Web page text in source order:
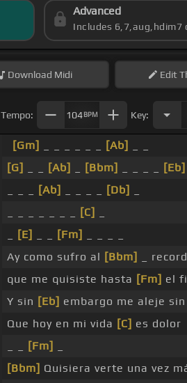
Advanced
Includes 6,7,aug,hdim7
Download Midi Edit
Tempo: 104BPM Key:
[Gm] [Ab]
[G]
[Ab] [Bbm] [Eb]
[Ab] [Db]
[C]
[E] [Fm]
Ay como sufro al [Bbm] _
que me quisiste hasta [Fm] el
Y sin [Eb] embargo me aleje
Que hoy en mi vida [C] es dolor
[Fm]
[Bbm] Quisiera verte una vez